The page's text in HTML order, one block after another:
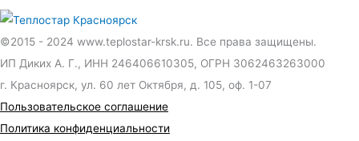
©2015 - 2024 www.teplostar-krsk.ru. Все права защищены.
ИП Диких А. Г., ИНН 246406610305, ОГРН 3062463263000
г. Красноярск, ул. 60 лет Октября, д. 105, оф. 1-07
Пользовательское соглашение
Политика конфиденциальности